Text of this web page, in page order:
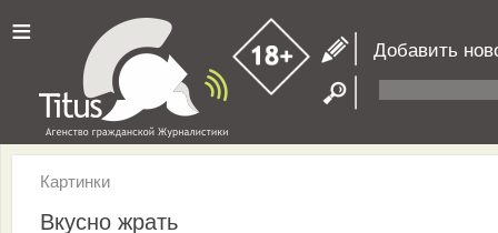
≡ Добавить
Картинки
Вкусно жрать